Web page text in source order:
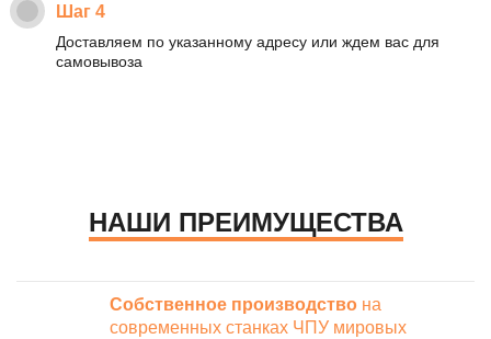
Шаг 4
Доставляем по указанному адресу или ждем вас для
самовывоза
НАШИ ПРЕИМУЩЕСТВА
Собственное производство на
современных станках ЧПУ мировых